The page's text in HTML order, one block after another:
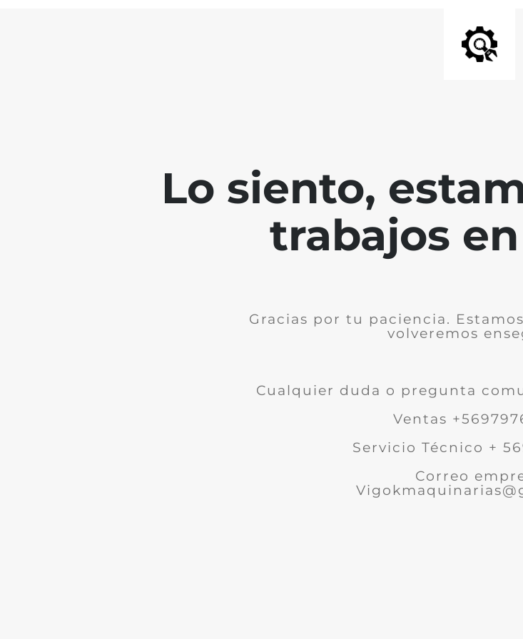
Lo siento,
trabajos
Gracias por tu paciencia.
volveremos
Cualquier duda o pregunta
Ventas
Servicio Técnico +
Correo